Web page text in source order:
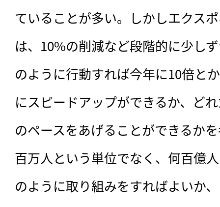
ていることが多い。しかしエクス
は、10%の削減など段階的に少し
のように行動すれば今年に10倍と
にスピードアップができるか、ど
のペースをあげることができるか
百万人という単位でなく、何百億
のように取り組みをすればよいか